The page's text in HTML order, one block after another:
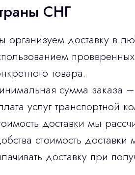
СНГ
организуем доставку в
товара.
сумма заказа
услуг транспортной
доставки мы
стоимость
доставку при